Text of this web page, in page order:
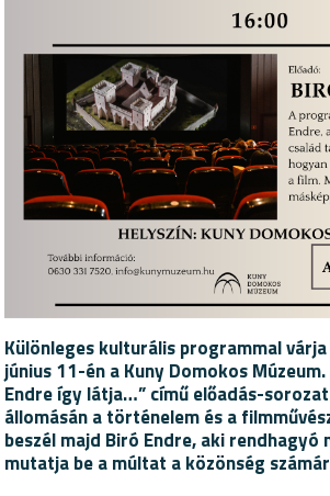
Különleges kulturális programmal
június 11-én a Kuny Domokos
Endre így látja…” című előadás-
állomásán a történelem és a
beszél majd Biró Endre, aki rendhagyó
mutatja be a múltat a közönség